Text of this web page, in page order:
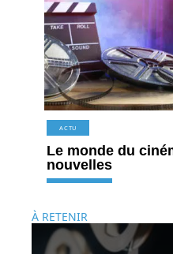
ACTU
Le monde du
nouvelles
À RETENIR